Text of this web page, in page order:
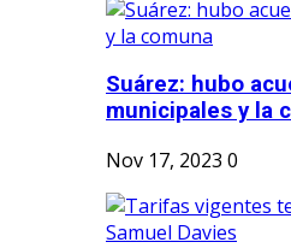
Suárez: hubo
municipales y la
Nov 17, 2023 0